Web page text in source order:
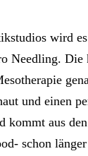
wird
Needling. Die
und einen
kommt aus
schon